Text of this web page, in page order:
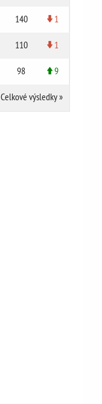
140 1
110 1
98 9
Celkové výsledky»